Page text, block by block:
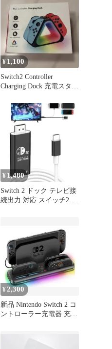
¥ 1,100
Switch2 Controller
Charging Dock 充電スタン
¥ 1,480
Switch 2 ドック テレビ接
続出力 対応 スイッチ2 ド
¥ 2,300
新品 Nintendo Switch 2 コ
ントローラー充電器 充電